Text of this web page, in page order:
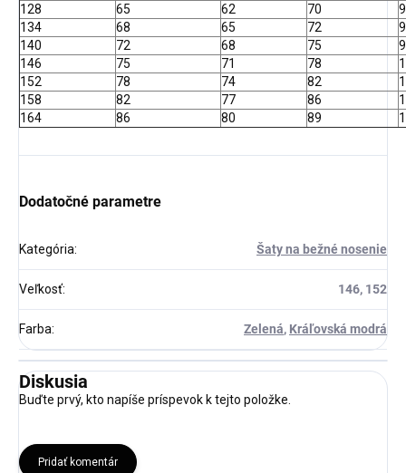
128
65 62 70
9
134
68 65 72
140
72 68 75
146
75 71 78
152
78 74 82
158
82 77 86
164
86 80 89
Dodatočné parametre
Kategória: Šaty na bežné nosenie
Veľkosť: 146, 152
Farba: Zelená, Kráľovská modrá
Diskusia
Buďte prvý, kto napíše príspevok k tejto položke.
Pridať komentár